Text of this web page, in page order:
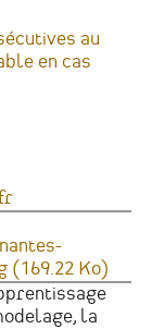
au
en cas
(169.22 Ko)
la